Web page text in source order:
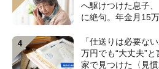
へ駆けつけた息子
に絶句。年金月15
「仕送りは必要な
万円でも“大丈夫”
家で見つけた〈見慣